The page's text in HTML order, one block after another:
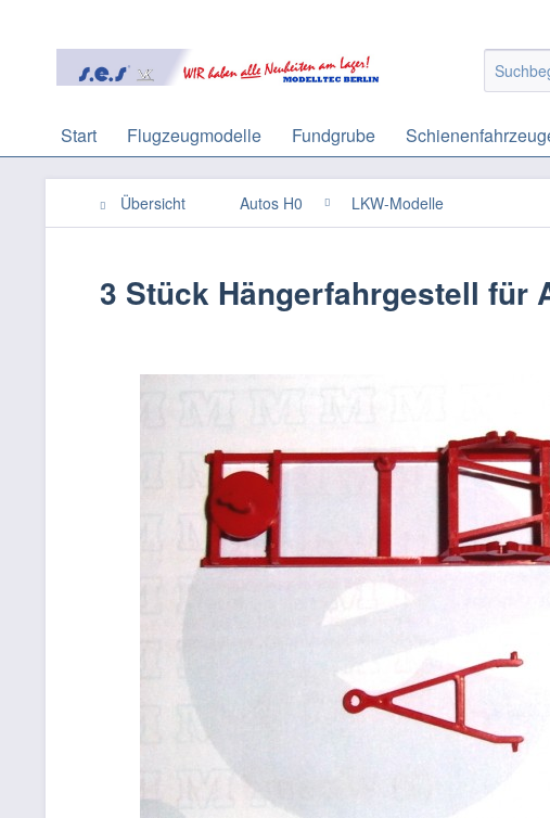
Start Flugzeugmodelle Fundgrube
Übersicht Autos H0 LKW-Modelle
3 Stück Hängerfahrgestell für